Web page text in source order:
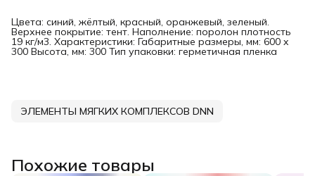
Цвета: синий, жёлтый, красный, оранжевый, зеленый.
Верхнее покрытие: тент. Наполнение: поролон плотность
19 кг/м3. Характеристики: Габаритные размеры, мм: 600 x
300 Высота, мм: 300 Тип упаковки: герметичная пленка
ЭЛЕМЕНТЫ МЯГКИХ КОМПЛЕКСОВ DNN
Похожие товары